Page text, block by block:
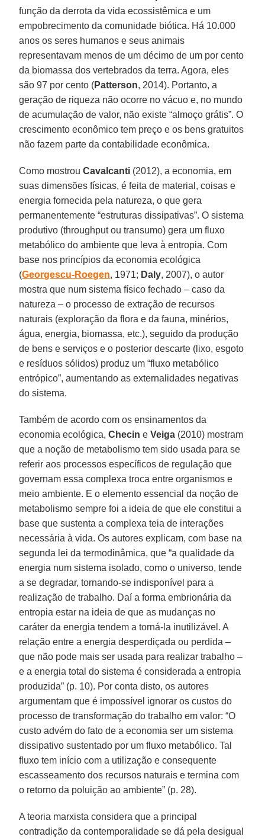
função da derrota da vida ecossistêmica e um
empobrecimento da comunidade biótica. Há 10.000
anos os seres humanos e seus animais
representavam menos de um décimo de um por cento
da biomassa dos vertebrados da terra. Agora, eles
são 97 por cento (Patterson, 2014). Portanto, a
geração de riqueza não ocorre no vácuo e, no mundo
de acumulação de valor, não existe “almoço grátis”. O
crescimento econômico tem preço e os bens gratuitos
não fazem parte da contabilidade econômica.
Como mostrouCavalcanti (2012), a economia, em
suas dimensões físicas, é feita de material, coisas e
energia fornecida pela natureza, o que gera
permanentemente “estruturas dissipativas”. O sistema
produtivo (throughput ou transumo) gera um fluxo
metabólico do ambiente que leva à entropia. Com
base nos princípios da economia ecológica
(Georgescu-Roegen, 1971; Daly, 2007), o autor
mostra que num sistema físico fechado – caso da
natureza – o processo de extração de recursos
naturais (exploração da flora e da fauna, minérios,
água, energia, biomassa, etc.), seguido da produção
de bens e serviços e o posterior descarte (lixo, esgoto
e resíduos sólidos) produz um “fluxo metabólico
entrópico”, aumentando as externalidades negativas
do sistema.
Também de acordo com os ensinamentos da
economia ecológica,Checin eVeiga (2010) mostram
que a noção de metabolismo tem sido usada para se
referir aos processos específicos de regulação que
governam essa complexa troca entre organismos e
meio ambiente. E o elemento essencial da noção de
metabolismo sempre foi a ideia de que ele constitui a
base que sustenta a complexa teia de interações
necessária à vida. Os autores explicam, com base na
segunda lei da termodinâmica, que “a qualidade da
energia num sistema isolado, como o universo, tende
a se degradar, tornando-se indisponível para a
realização de trabalho. Daí a forma embrionária da
entropia estar na ideia de que as mudanças no
caráter da energia tendem a torná-la inutilizável. A
relação entre a energia desperdiçada ou perdida –
que não pode mais ser usada para realizar trabalho –
e a energia total do sistema é considerada a entropia
produzida” (p. 10). Por conta disto, os autores
argumentam que é impossível ignorar os custos do
processo de transformação do trabalho em valor: “O
custo advém do fato de a economia ser um sistema
dissipativo sustentado por um fluxo metabólico. Tal
fluxo tem início com a utilização e consequente
escasseamento dos recursos naturais e termina com
o retorno da poluição ao ambiente” (p. 28).
A teoria marxista considera que a principal
contradição da contemporalidade se dá pela desigual